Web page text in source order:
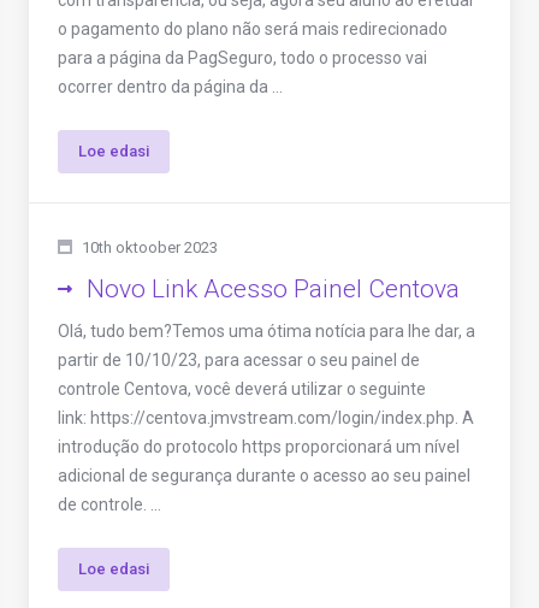
o pagamento do plano não será mais redirecionado
para a página da PagSeguro, todo o processo vai
ocorrer dentro da página da ...
Loe edasi
10th oktoober 2023
Novo Link Acesso Painel Centova
Olá, tudo bem?Temos uma ótima notícia para lhe dar, a
partir de 10/10/23, para acessar o seu painel de
controle Centova, você deverá utilizar o seguinte
link: https://centova.jmvstream.com/login/index.php. A
introdução do protocolo https proporcionará um nível
adicional de segurança durante o acesso ao seu painel
de controle. ...
Loe edasi